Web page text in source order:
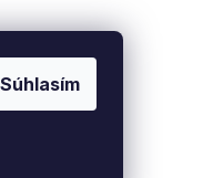
Súhlasím